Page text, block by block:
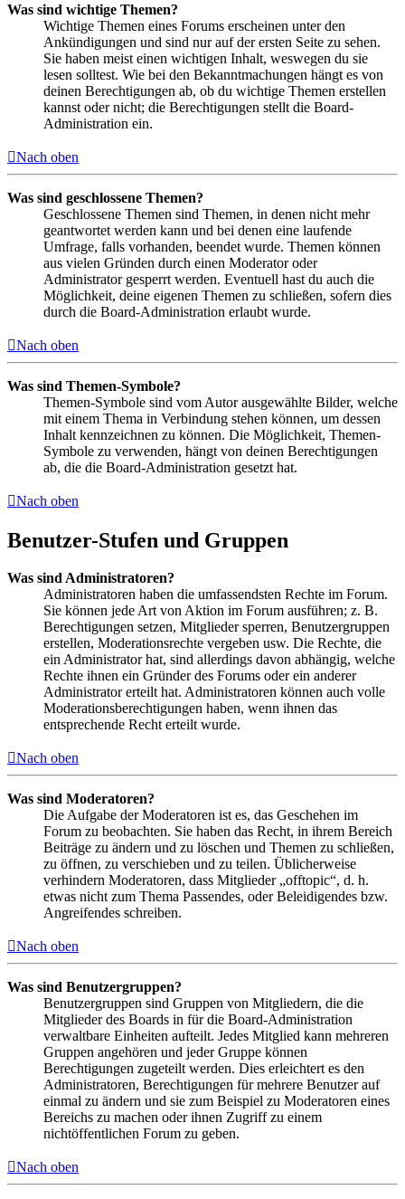
Was sind wichtige Themen?
Wichtige Themen eines Forums erscheinen unter den
Ankündigungen und sind nur auf der ersten Seite zu sehen.
Sie haben meist einen wichtigen Inhalt, weswegen du sie
lesen solltest. Wie bei den Bekanntmachungen hängt es von
deinen Berechtigungen ab, ob du wichtige Themen erstellen
kannst oder nicht; die Berechtigungen stellt die Board-
Administration ein.
Nach oben
Was sind geschlossene Themen?
Geschlossene Themen sind Themen, in denen nicht mehr
geantwortet werden kann und bei denen eine laufende
Umfrage, falls vorhanden, beendet wurde. Themen können
aus vielen Gründen durch einen Moderator oder
Administrator gesperrt werden. Eventuell hast du auch die
Möglichkeit, deine eigenen Themen zu schließen, sofern dies
durch die Board-Administration erlaubt wurde.
Nach oben
Was sind Themen-Symbole?
Themen-Symbole sind vom Autor ausgewählte Bilder, welche
mit einem Thema in Verbindung stehen können, um dessen
Inhalt kennzeichnen zu können. Die Möglichkeit, Themen-
Symbole zu verwenden, hängt von deinen Berechtigungen
ab, die die Board-Administration gesetzt hat.
Nach oben
Benutzer-Stufen und Gruppen
Was sind Administratoren?
Administratoren haben die umfassendsten Rechte im Forum.
Sie können jede Art von Aktion im Forum ausführen; z. B.
Berechtigungen setzen, Mitglieder sperren, Benutzergruppen
erstellen, Moderationsrechte vergeben usw. Die Rechte, die
ein Administrator hat, sind allerdings davon abhängig, welche
Rechte ihnen ein Gründer des Forums oder ein anderer
Administrator erteilt hat. Administratoren können auch volle
Moderationsberechtigungen haben, wenn ihnen das
entsprechende Recht erteilt wurde.
Nach oben
Was sind Moderatoren?
Die Aufgabe der Moderatoren ist es, das Geschehen im
Forum zu beobachten. Sie haben das Recht, in ihrem Bereich
Beiträge zu ändern und zu löschen und Themen zu schließen,
zu öffnen, zu verschieben und zu teilen. Üblicherweise
verhindern Moderatoren, dass Mitglieder „offtopic“, d. h.
etwas nicht zum Thema Passendes, oder Beleidigendes bzw.
Angreifendes schreiben.
Nach oben
Was sind Benutzergruppen?
Benutzergruppen sind Gruppen von Mitgliedern, die die
Mitglieder des Boards in für die Board-Administration
verwaltbare Einheiten aufteilt. Jedes Mitglied kann mehreren
Gruppen angehören und jeder Gruppe können
Berechtigungen zugeteilt werden. Dies erleichtert es den
Administratoren, Berechtigungen für mehrere Benutzer auf
einmal zu ändern und sie zum Beispiel zu Moderatoren eines
Bereichs zu machen oder ihnen Zugriff zu einem
nichtöffentlichen Forum zu geben.
Nach oben